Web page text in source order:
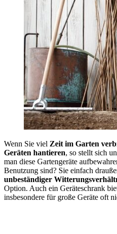
Wenn Sie viel Zeit im Garten
Geräten hantieren, so stellt sich
man diese Gartengeräte
Benutzung sind? Sie einfach
unbeständiger
Option. Auch ein Geräteschrank
insbesondere für große Geräte oft